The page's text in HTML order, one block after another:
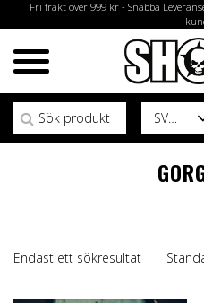
Fri frakt över 999 kr - Snabba
SV
Sök efter:
Endast ett sökresultat